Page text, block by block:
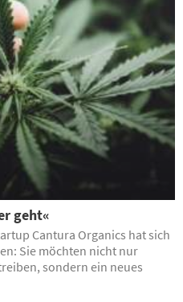
geht«
Cantura Organics hat sich
Sie möchten nicht nur
sondern ein neues